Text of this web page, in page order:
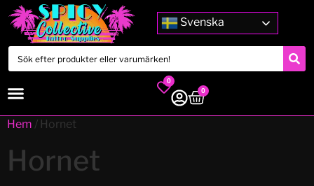
Svenska
0
0
Hem / Hornet
Hornet